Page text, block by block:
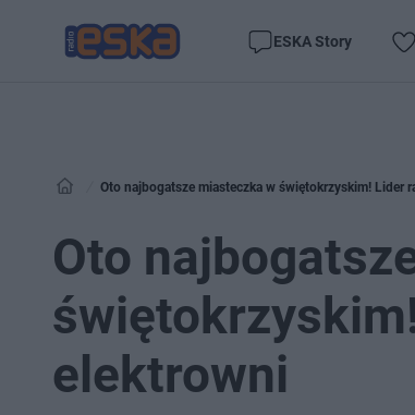
ESKA Story
Oto najbogatsze miasteczka w świętokrzyskim! Lider
Oto
elektrowni